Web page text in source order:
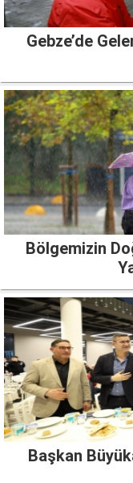
Gebze’de
Bölgemizin
Başkan